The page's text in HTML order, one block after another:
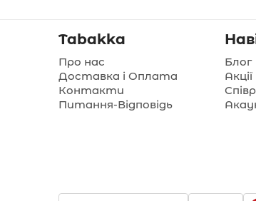
Tabakka
Про нас
Доставка і Оплата
Контакти
Питання-Відповідь
Блог
Акції